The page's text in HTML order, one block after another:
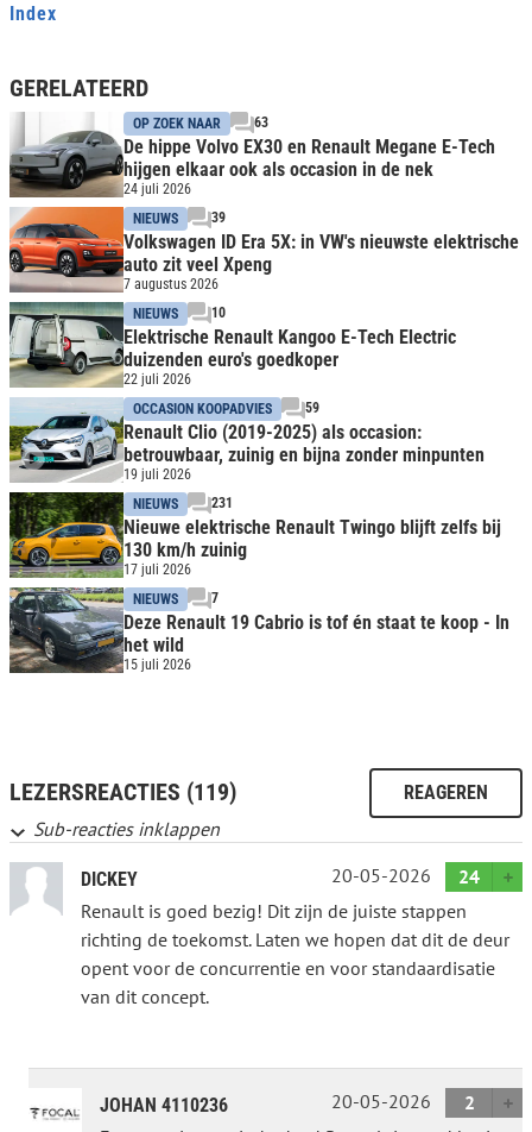
Index
GERELATEERD
OP ZOEK NAAR 63
De hippe Volvo EX30 en Renault Megane E-Tech
hijgen elkaar ook als occasion in de nek
24 juli 2026
NIEUWS
39
Volkswagen ID Era 5X: in VW's nieuwste elektrische
auto zit veel Xpeng
7 augustus 2026
NIEUWS
10
Elektrische Renault Kangoo E-Tech Electric
duizenden euro's goedkoper
22 juli 2026
OCCASION KOOPADVIES
59
Renault Clio (2019-2025) als occasion:
betrouwbaar, zuinig en bijna zonder minpunten
19 juli 2026
NIEUWS
231
Nieuwe elektrische Renault Twingo blijft zelfs bij
130 km/h zuinig
17 juli 2026
NIEUWS
7
Deze Renault 19 Cabrio is tof én staat te koop - In
het wild
15 juli 2026
LEZERSREACTIES (119) REAGEREN
Sub-reacties inklappen
DICKEY 20-05-2026
24
Renault is goed bezig! Dit zijn de juiste stappen
richting de toekomst. Laten we hopen dat dit de deur
opent voor de concurrentie en voor standaardisatie
van dit concept.
JOHAN 4110236 20-05-2026
2